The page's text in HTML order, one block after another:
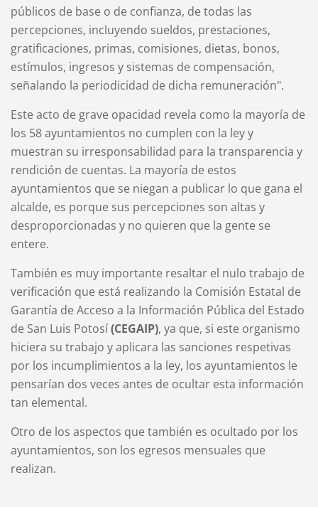
públicos de base o de confianza, de todas las
percepciones, incluyendo sueldos, prestaciones,
gratificaciones, primas, comisiones, dietas, bonos,
estímulos, ingresos y sistemas de compensación,
señalando la periodicidad de dicha remuneración".
Este acto de grave opacidad revela como la mayoría de
los 58 ayuntamientos no cumplen con la ley y
muestran su irresponsabilidad para la transparencia y
rendición de cuentas. La mayoría de estos
ayuntamientos que se niegan a publicar lo que gana el
alcalde, es porque sus percepciones son altas y
desproporcionadas y no quieren que la gente se
entere.
También es muy importante resaltar el nulo trabajo de
verificación que está realizando la Comisión Estatal de
Garantía de Acceso a la Información Pública del Estado
de San Luis Potosí(CEGAIP), ya que, si este organismo
hiciera su trabajo y aplicara las sanciones respetivas
por los incumplimientos a la ley, los ayuntamientos le
pensarían dos veces antes de ocultar esta información
tan elemental.
Otro de los aspectos que también es ocultado por los
ayuntamientos, son los egresos mensuales que
realizan.